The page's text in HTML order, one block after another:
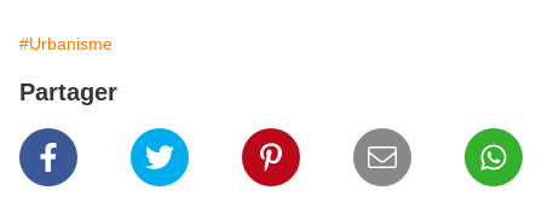
#Urbanisme
Partager